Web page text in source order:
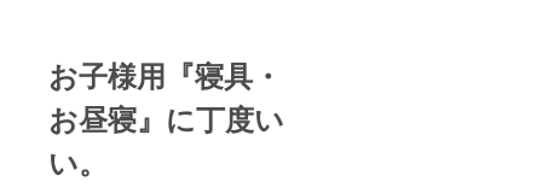
お子様用『寝具・
お昼寝』に丁度い
い。